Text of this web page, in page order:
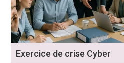
Exercice de crise Cyber